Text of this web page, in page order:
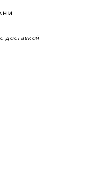
доставкой